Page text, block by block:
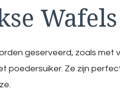
Wafels
geserveerd, zoals met
poedersuiker. Ze zijn